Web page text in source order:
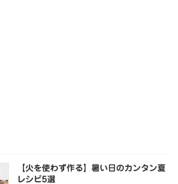
【火を使わず作る】暑い日のカンタン夏
レシピ5選